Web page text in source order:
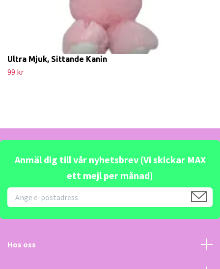
Ultra Mjuk, Sittande Kanin
99 kr
Anmäl dig till vår nyhetsbrev (Vi skickar MAX
ett mejl per månad)
Hos oss